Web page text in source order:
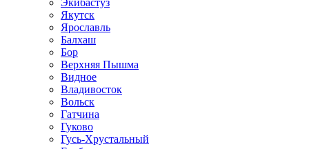
Экибастуз
Якутск
Ярославль
Балхаш
Бор
Верхняя Пышма
Видное
Владивосток
Вольск
Гатчина
Гуково
Гусь-Хрустальный